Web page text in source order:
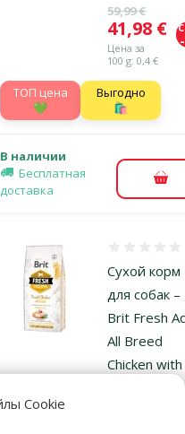
Cookie
Исходная
59,99 €
Цена
41,98 €
Цена за
100 g: 0,4 €
TOП цена
💚
Выгодно
🛍️
В наличии
Бесплатная
доставка
В
Сухой корм
для собак –
Brit Fresh
All Breed
Chicken with
Potato 12 кг